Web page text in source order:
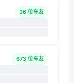
36 位车友
673 位车友